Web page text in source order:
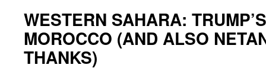
WESTERN SAHARA:
MOROCCO (AND ALSO
THANKS)